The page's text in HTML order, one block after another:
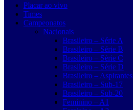
Placar ao vivo
Times
Campeonatos
Nacionais
Brasileiro – Série A
Brasileiro – Série B
Brasileiro – Série C
Brasileiro – Série D
Brasileiro – Aspirantes
Brasileiro – Sub-17
Brasileiro – Sub-20
Feminino – A1